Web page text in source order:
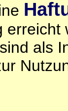
als